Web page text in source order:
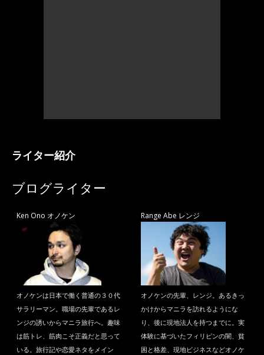
ライター紹介
ブログライター
Ken Ono オノケン
オノケンは日本で働く普通の３０代
サラリーマン。職場の先輩であるレ
ンジの誘いからマニラ旅行へ。趣味
は筋トレ、筋肉こそ正義だと思って
いる。旅行記や恋愛ネタをメイン
Range Abe レンジ
オノケンの先輩、レンジ。あるきっ
かけからマニラを訪れるようにな
り、後に現地法人を持つまでに。実
体験に基づいたフィリピンの闇、貧
困と格差、現地ビジネスなどオノケ